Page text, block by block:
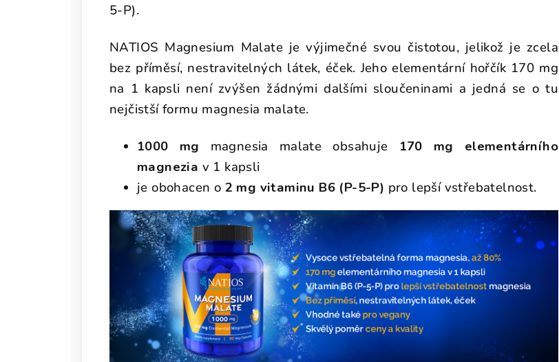
5-P).
NATIOS Magnesium Malate je výjimečné svou čistotou, jelikož je zcela
bez příměsí, nestravitelných látek, éček. Jeho elementární hořčík 170 mg
na 1 kapsli není zvýšen žádnými dalšími sloučeninami a jedná se o tu
nejčistší formu magnesia malate.
1000 mg magnesia malate obsahuje 170 mg elementárního
magnezia v 1 kapsli
je obohacen o 2 mg vitaminu B6 (P-5-P) pro lepší vstřebatelnost.